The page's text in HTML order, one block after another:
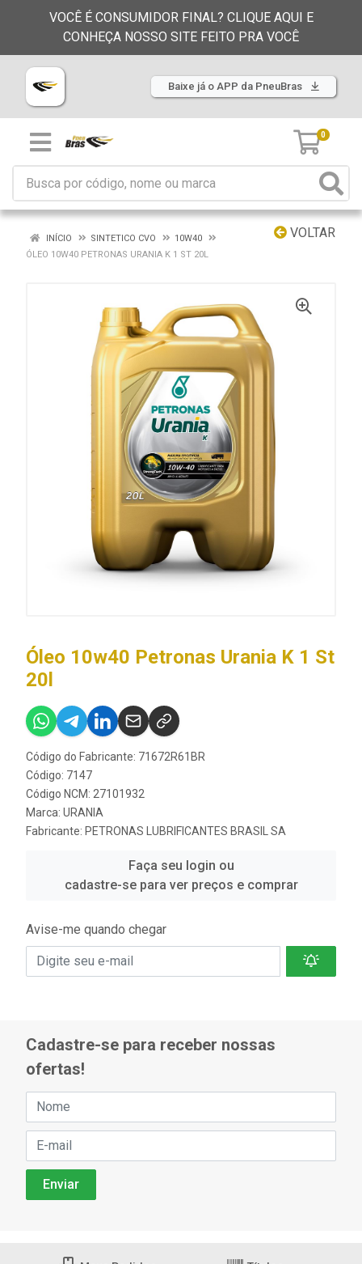
VOCÊ É CONSUMIDOR FINAL? CLIQUE AQUI E
CONHEÇA NOSSO SITE FEITO PRA VOCÊ
Baixe já o APP da PneuBras
0
VOLTAR
INÍCIO SINTETICO CVO
10W40
ÓLEO 10W40 PETRONAS URANIA K 1 ST 20L
Óleo 10w40 Petronas Urania K 1 St
20l
Código do Fabricante: 71672R61BR
Código: 7147
Código NCM: 27101932
Marca: URANIA
Fabricante: PETRONAS LUBRIFICANTES BRASIL SA
Faça seu login ou
cadastre-se para ver preços e comprar
Avise-me quando chegar
Cadastre-se para receber nossas
ofertas!